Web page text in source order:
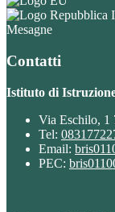
Mesagne
Contatti
Istituto di
Via Eschilo, 1
Tel:
Email:
PEC: